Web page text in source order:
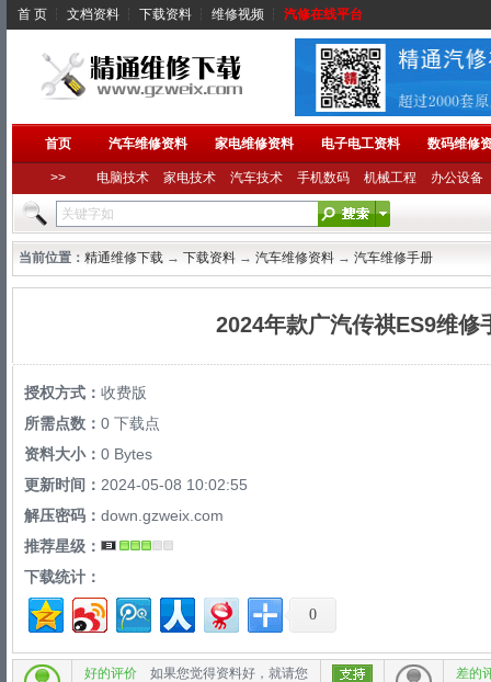
首 页 ┆ 文档资料 ┆ 下载资料 ┆ 维修视频 ┆ 汽修在线平台
首页 汽车维修资料 家电维修资料 电子电工资料 数码维修
>> 电脑技术 家电技术 汽车技术 手机数码 机械工程 办公设备
当前位置： 精通维修下载 → 下载资料 → 汽车维修资料 → 汽车维修手册
2024年款广汽传祺ES9维修
授权方式： 收费版
所需点数： 0 下载点
资料大小： 0 Bytes
更新时间： 2024-05-08 10:02:55
解压密码： down.gzweix.com
推荐星级：
下载统计：
0
好的评价 如果您觉得资料好，就请您 差的